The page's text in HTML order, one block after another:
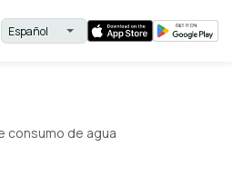
consumo de agua